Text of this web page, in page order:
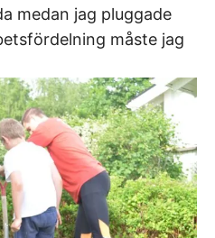
medan jag pluggade
måste jag